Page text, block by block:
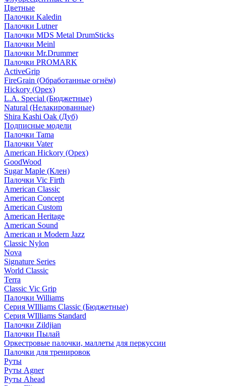
Цветные
Палочки Kaledin
Палочки Lutner
Палочки MDS Metal DrumSticks
Палочки Meinl
Палочки Mr.Drummer
Палочки PROMARK
ActiveGrip
FireGrain (Обработанные огнём)
Hickory (Орех)
L.A. Special (Бюджетные)
Natural (Нелакированные)
Shira Kashi Oak (Дуб)
Подписные модели
Палочки Tama
Палочки Vater
American Hickory (Орех)
GoodWood
Sugar Maple (Клен)
Палочки Vic Firth
American Classic
American Concept
American Custom
American Heritage
American Sound
American и Modern Jazz
Classic Nylon
Nova
Signature Series
World Classic
Terra
Classic Vic Grip
Палочки Williams
Серия WIlliams Classic (Бюджетные)
Серия WIlliams Standard
Палочки Zildjian
Палочки Пылай
Оркестровые палочки, маллеты для перкуссии
Палочки для тренировок
Руты
Руты Agner
Руты Ahead